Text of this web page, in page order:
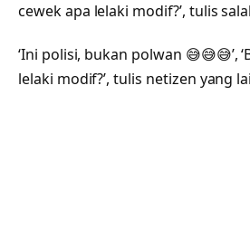
cewek apa lelaki modif?’, tulis
‘Ini polisi, bukan polwan 😅😅😅’,
lelaki modif?’, tulis netizen yang